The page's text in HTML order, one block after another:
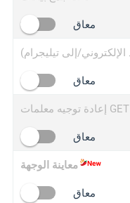
iplogger.cn
معاق
إلى تيليجرام)
معاق
معاق
معاينة الوجهة
معاق